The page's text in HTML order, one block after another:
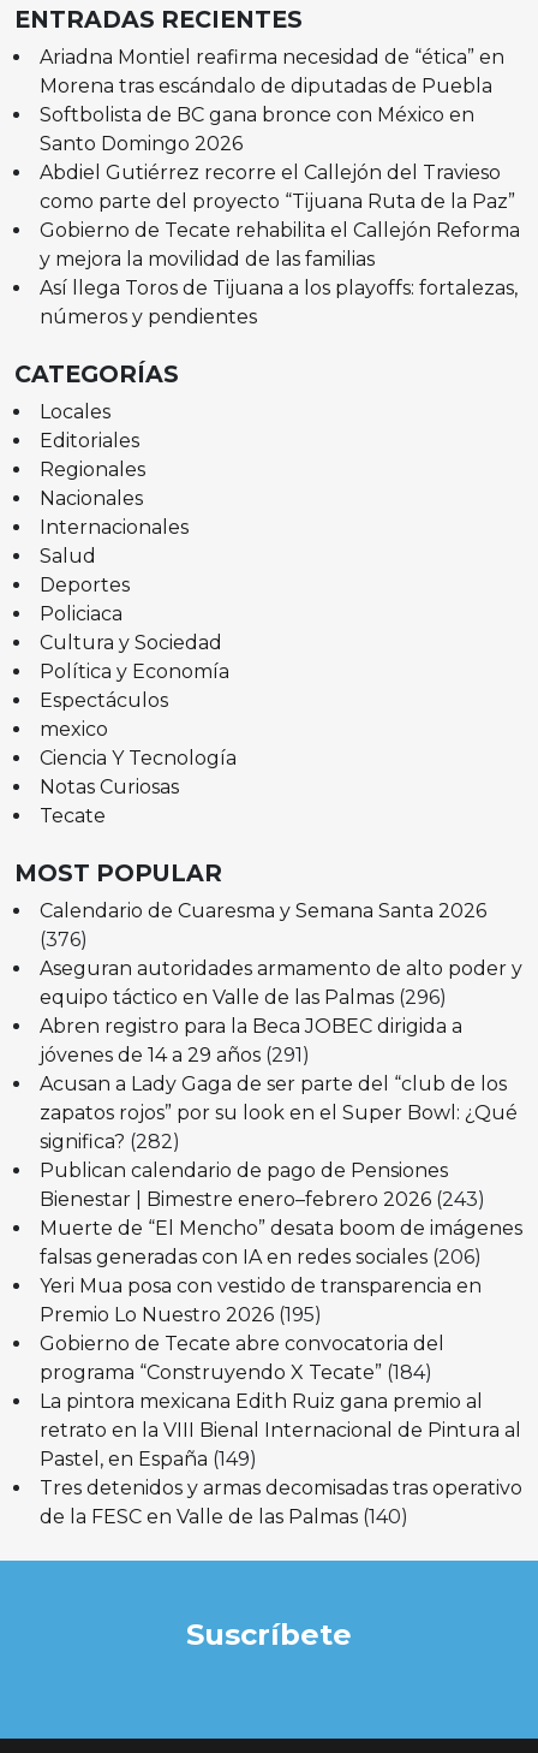
ENTRADAS RECIENTES
Ariadna Montiel reafirma necesidad de “ética” en
Morena tras escándalo de diputadas de Puebla
Softbolista de BC gana bronce con México en
Santo Domingo 2026
Abdiel Gutiérrez recorre el Callejón del Travieso
como parte del proyecto “Tijuana Ruta de la Paz”
Gobierno de Tecate rehabilita el Callejón Reforma
y mejora la movilidad de las familias
Así llega Toros de Tijuana a los playoffs: fortalezas,
números y pendientes
CATEGORÍAS
Locales
Editoriales
Regionales
Nacionales
Internacionales
Salud
Deportes
Policiaca
Cultura y Sociedad
Política y Economía
Espectáculos
mexico
Ciencia Y Tecnología
Notas Curiosas
Tecate
MOST POPULAR
Calendario de Cuaresma y Semana Santa 2026
(376)
Aseguran autoridades armamento de alto poder y
equipo táctico en Valle de las Palmas (296)
Abren registro para la Beca JOBEC dirigida a
jóvenes de 14 a 29 años (291)
Acusan a Lady Gaga de ser parte del “club de los
zapatos rojos” por su look en el Super Bowl: ¿Qué
significa? (282)
Publican calendario de pago de Pensiones
Bienestar | Bimestre enero–febrero 2026 (243)
Muerte de “El Mencho” desata boom de imágenes
falsas generadas con IA en redes sociales (206)
Yeri Mua posa con vestido de transparencia en
Premio Lo Nuestro 2026 (195)
Gobierno de Tecate abre convocatoria del
programa “Construyendo X Tecate” (184)
La pintora mexicana Edith Ruiz gana premio al
retrato en la VIII Bienal Internacional de Pintura al
Pastel, en España (149)
Tres detenidos y armas decomisadas tras operativo
de la FESC en Valle de las Palmas (140)
Suscríbete